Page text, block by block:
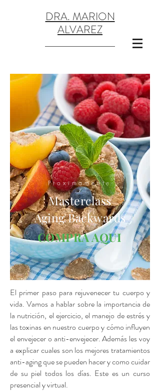
DRA. MARION
ALVAREZ
Proximamente
Masterclass
Aging Backwards
COMPRA AQUI
El primer paso para rejuvenecer tu cuerpo y
vida. Vamos a hablar sobre la importancia de
la nutrición, el ejercicio, el manejo de estrés y
las toxinas en nuestro cuerpo y cómo influyen
el envejecer o anti-envejecer. Además les voy
a explicar cuales son los mejores tratamientos
anti-aging que se pueden hacer y como cuidar
de su piel todos los días. Este es un curso
presencial y virtual.